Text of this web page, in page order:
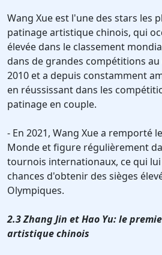
Wang Xue est l'une des stars les
patinage artistique chinois, qui
élevée dans le classement
dans de grandes compétitions
2010 et a depuis constamment
en réussissant dans les
patinage en couple.
- En 2021, Wang Xue a remporté
Monde et figure régulièrement
tournois internationaux, ce qui
chances d'obtenir des sièges
Olympiques.
2.3 Zhang Jin et Hao Yu: le
artistique chinois